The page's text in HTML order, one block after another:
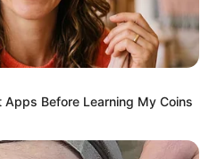
This To Perform Better
Before Learning My Coins